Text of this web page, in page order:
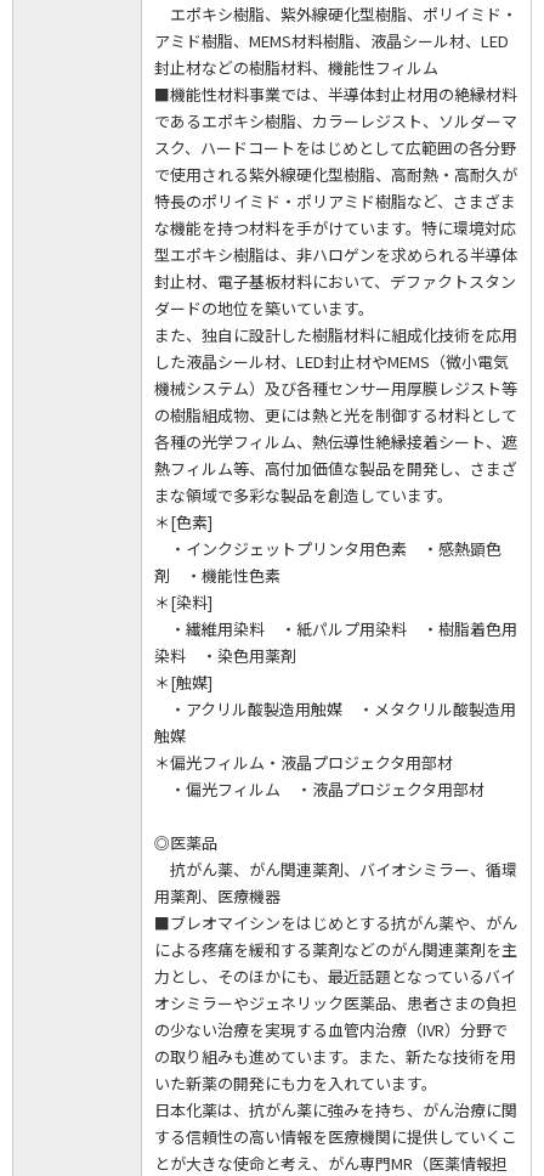
エポキシ樹脂、紫外線硬化型樹脂、ポリイミド・
アミド樹脂、MEMS材料樹脂、液晶シール材、LED
封止材などの樹脂材料、機能性フィルム
■機能性材料事業では、半導体封止材用の絶縁材料
であるエポキシ樹脂、カラーレジスト、ソルダーマ
スク、ハードコートをはじめとして広範囲の各分野
で使用される紫外線硬化型樹脂、高耐熱・高耐久が
特長のポリイミド・ポリアミド樹脂など、さまざま
な機能を持つ材料を手がけています。特に環境対応
型エポキシ樹脂は、非ハロゲンを求められる半導体
封止材、電子基板材料において、デファクトスタン
ダードの地位を築いています。
また、独自に設計した樹脂材料に組成化技術を応用
した液晶シール材、LED封止材やMEMS（微小電気
機械システム）及び各種センサー用厚膜レジスト等
の樹脂組成物、更には熱と光を制御する材料として
各種の光学フィルム、熱伝導性絶縁接着シート、遮
熱フィルム等、高付加価値な製品を開発し、さまざ
まな領域で多彩な製品を創造しています。
＊[色素]
・インクジェットプリンタ用色素 ・感熱顕色
剤 ・機能性色素
＊[染料]
・繊維用染料 ・紙パルプ用染料 ・樹脂着色用
染料 ・染色用薬剤
＊[触媒]
・アクリル酸製造用触媒 ・メタクリル酸製造用
触媒
＊偏光フィルム・液晶プロジェクタ用部材
・偏光フィルム ・液晶プロジェクタ用部材
◎医薬品
抗がん薬、がん関連薬剤、バイオシミラー、循環
用薬剤、医療機器
■ブレオマイシンをはじめとする抗がん薬や、がん
による疼痛を緩和する薬剤などのがん関連薬剤を主
力とし、そのほかにも、最近話題となっているバイ
オシミラーやジェネリック医薬品、患者さまの負担
の少ない治療を実現する血管内治療（IVR）分野で
の取り組みも進めています。また、新たな技術を用
いた新薬の開発にも力を入れています。
日本化薬は、抗がん薬に強みを持ち、がん治療に関
する信頼性の高い情報を医療機関に提供していくこ
とが大きな使命と考え、がん専門MR（医薬情報担